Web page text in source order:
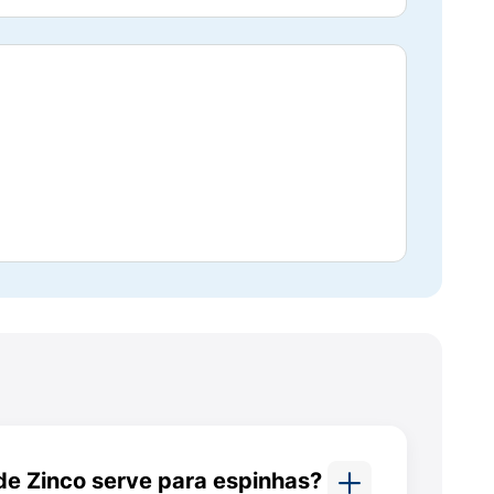
pele devido ao atrito constante, uso de
pré-existentes, promovendo a
Zinco serve para espinhas?